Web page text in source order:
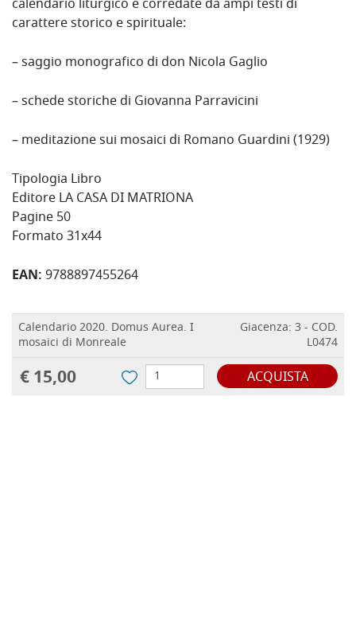
calendario liturgico e corredate da ampi testi di
carattere storico e spirituale:
– saggio monografico di don Nicola Gaglio
– schede storiche di Giovanna Parravicini
– meditazione sui mosaici di Romano Guardini (1929)
Tipologia Libro
Editore LA CASA DI MATRIONA
Pagine 50
Formato 31x44
EAN:9788897455264
Calendario 2020. Domus Aurea. I
mosaici di Monreale
Giacenza: 3 - COD.
L0474
€ 15,00 ACQUISTA